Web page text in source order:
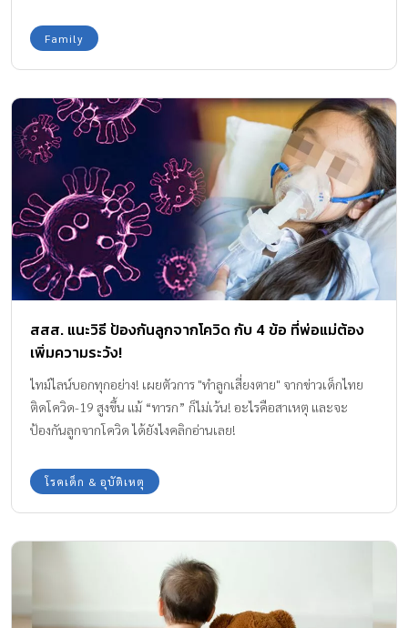
Family
สสส. แนะวิธี ป้องกันลูกจากโควิด กับ 4 ข้อ ที่พ่อแม่ต้อง
เพิ่มความระวัง!
ไทม์ไลน์บอกทุกอย่าง! เผยตัวการ "ทำลูกเสี่ยงตาย" จากข่าวเด็กไทย
ติดโควิด-19 สูงขึ้น แม้ “ทารก” ก็ไม่เว้น! อะไรคือสาเหตุ และจะ
ป้องกันลูกจากโควิด ได้ยังไงคลิกอ่านเลย!
โรคเด็ก & อุบัติเหตุ